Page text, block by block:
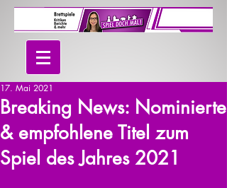
Breaking News: Nominierte
& empfohlene Titel zum
Spiel des Jahres 2021
17. Mai 2021